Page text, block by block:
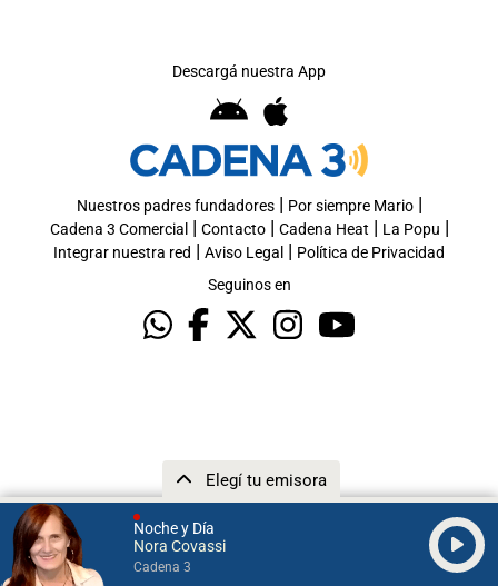
Noche y Día
Nora Covassi
Cadena 3
Elegí tu emisora
Descargá nuestra App
Nuestros padres fundadores| Por siempre Mario|
Cadena 3 Comercial | Contacto| Cadena Heat | La Popu |
Integrar nuestra red | Aviso Legal | Política de Privacidad
Seguinos en